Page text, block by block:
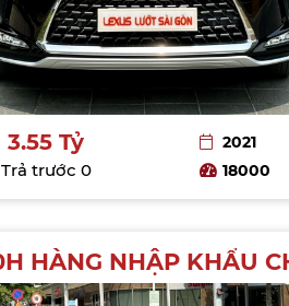
3.55 Tỷ
Trả trước 0
2021
18000